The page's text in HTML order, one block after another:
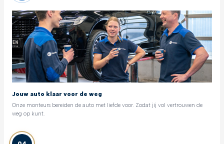
Jouw auto klaar voor de weg
Onze monteurs bereiden de auto met liefde voor. Zodat jij vol vertrouwen de
weg op kunt.